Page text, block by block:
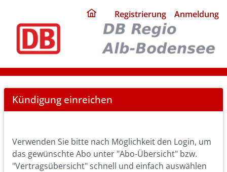
home
page
Registrierung Anmeldung
Cancel
Abo
Kündigung einreichen
Verwenden Sie bitte nach Möglichkeit den Login, um
das gewünschte Abo unter "Abo-Übersicht" bzw.
"Vertragsübersicht" schnell und einfach auswählen